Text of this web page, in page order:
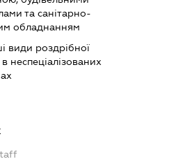
та санітарно-
обладнанням
види роздрібної
в неспеціалізованих